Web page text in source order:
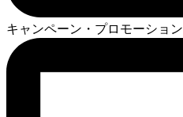
キャンペーン・プロモーション